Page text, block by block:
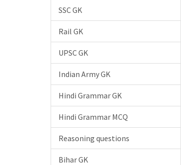
SSC GK
Rail GK
UPSC GK
Indian Army GK
Hindi Grammar GK
Hindi Grammar MCQ
Reasoning questions
Bihar GK